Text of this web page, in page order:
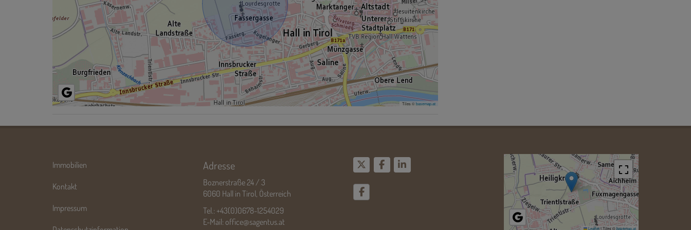
Tiles ©basemap.at
Immobilien
Kontakt
Impressum
Adresse
Boznerstraße 24 / 3
6060 Hall in Tirol, Österreich
Tel.: +43(0)0678-1254029
E-Mail: office@sagentus.at
Leaflet|Tiles ©basemap.at